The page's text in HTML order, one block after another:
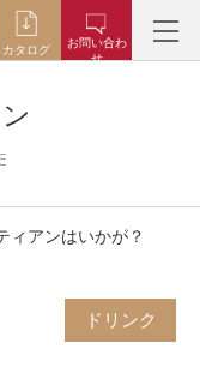
カタログ
お問い合わ
せ
ィアンはいかが？
ドリンク